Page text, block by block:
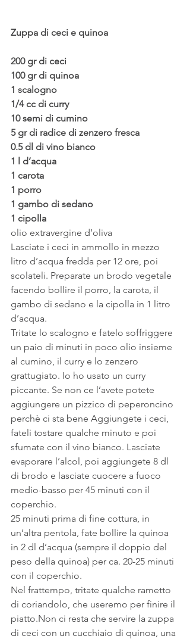
Zuppa di ceci e quinoa
200 gr di ceci
100 gr di quinoa
1 scalogno
1/4 cc di curry
10 semi di cumino
5 gr di radice di zenzero fresca
0.5 dl di vino bianco
1 l d’acqua
1 carota
1 porro
1 gambo di sedano
1 cipolla
olio extravergine d’oliva
Lasciate i ceci in ammollo in mezzo
litro d’acqua fredda per 12 ore, poi
scolateli. Preparate un brodo vegetale
facendo bollire il porro, la carota, il
gambo di sedano e la cipolla in 1 litro
d’acqua.
Tritate lo scalogno e fatelo soffriggere
un paio di minuti in poco olio insieme
al cumino, il curry e lo zenzero
grattugiato. Io ho usato un curry
piccante. Se non ce l’avete potete
aggiungere un pizzico di peperoncino
perchè ci sta bene Aggiungete i ceci,
fateli tostare qualche minuto e poi
sfumate con il vino bianco. Lasciate
evaporare l’alcol, poi aggiungete 8 dl
di brodo e lasciate cuocere a fuoco
medio-basso per 45 minuti con il
coperchio.
25 minuti prima di fine cottura, in
un’altra pentola, fate bollire la quinoa
in 2 dl d’acqua (sempre il doppio del
peso della quinoa) per ca. 20-25 minuti
con il coperchio.
Nel frattempo, tritate qualche rametto
di coriandolo, che useremo per finire il
piatto.Non ci resta che servire la zuppa
di ceci con un cucchiaio di quinoa, una